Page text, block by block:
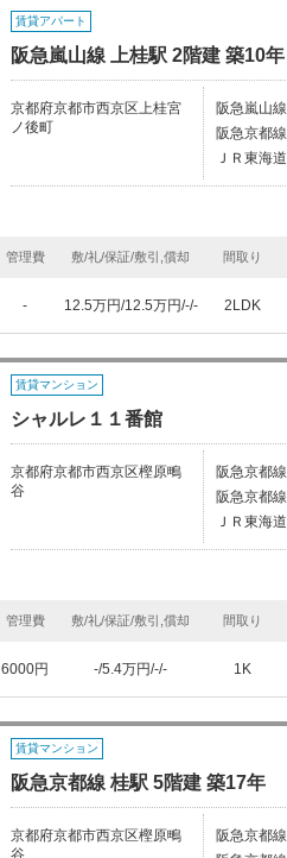
賃貸アパート
阪急嵐山線 上桂駅 2階建 築10年
京都府京都市西京区上桂宮
ノ後町
阪急嵐山
阪急京都
ＪＲ東海
管理費 敷/礼/保証/敷引,償却 間取り
- 12.5万円/12.5万円/-/- 2LDK
賃貸マンション
シャルレ１１番館
京都府京都市西京区樫原鴫
谷
阪急京都
阪急京都
ＪＲ東海
管理費 敷/礼/保証/敷引,償却 間取り
6000円 -/5.4万円/-/- 1K
賃貸マンション
阪急京都線 桂駅 5階建 築17年
京都府京都市西京区樫原鴫
谷
阪急京都